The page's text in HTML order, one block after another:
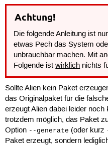
Achtung!
Die folgende Anleitung ist
etwas Pech das System
unbrauchbar machen. Mit
Folgende istwirklich nichts
Sollte Alien kein Paket
das Originalpaket für die
erzeugt Alien dabei leider noch
trotzdem möglich, das Paket
Option --generate (oder kurz
Paket erzeugt, sondern